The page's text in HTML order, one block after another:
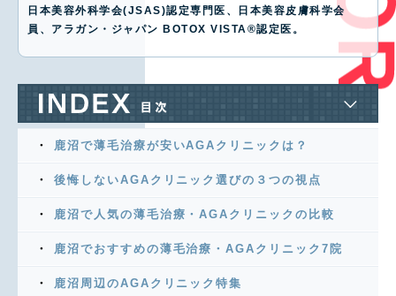
日本美容外科学会(JSAS)認定専門医、日本美容皮膚科学会
員、アラガン・ジャパン BOTOX VISTA®️認定医。
鹿沼で薄毛治療が安いAGAクリニックは？
後悔しないAGAクリニック選びの３つの視点
鹿沼で人気の薄毛治療・AGAクリニックの比較
鹿沼でおすすめの薄毛治療・AGAクリニック7院
鹿沼周辺のAGAクリニック特集